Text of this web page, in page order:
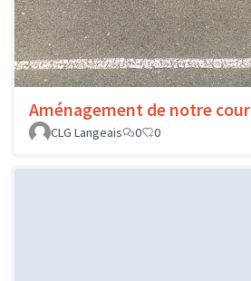
Aménagement de notre cour
CLG Langeais
0 0